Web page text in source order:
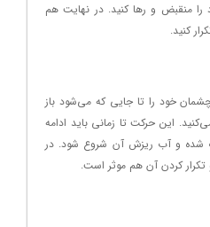
منقبض و رها کنید. در نهایت هم
کنید.
خود را تا جایی که می‌شود باز
این حرکت تا زمانی باید ادامه
شده و آب ریزش آن شروع شود. در
کردن آن هم موثر است.